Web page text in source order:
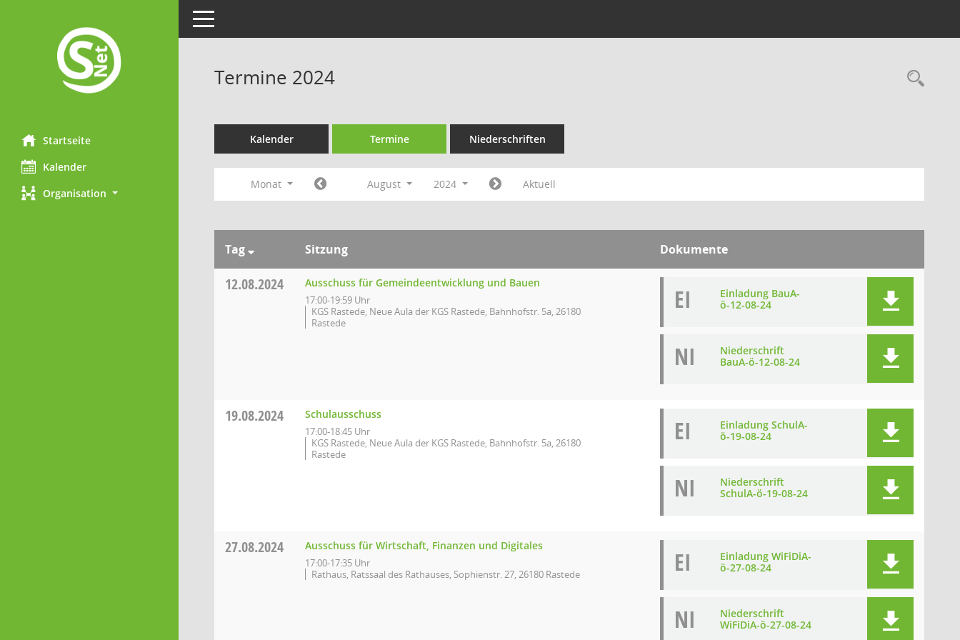
Startseite
Kalender
Organisation
Toggle navigation
Termine 2024
Kalender Termine Niederschriften
Monat August 2024 Aktuell
Tag Sitzung Dokumente
12.08.2024 Ausschuss für Gemeindeentwicklung und Bauen
17:00-19:59 Uhr
KGS Rastede, Neue Aula der KGS Rastede, Bahnhofstr. 5a, 26180
Rastede
EI
Einladung BauA-
ö-12-08-24
NI
Niederschrift
BauA-ö-12-08-24
19.08.2024 Schulausschuss
17:00-18:45 Uhr
KGS Rastede, Neue Aula der KGS Rastede, Bahnhofstr. 5a, 26180
Rastede
EI
Einladung SchulA-
ö-19-08-24
NI
Niederschrift
SchulA-ö-19-08-24
27.08.2024 Ausschuss für Wirtschaft, Finanzen und Digitales
17:00-17:35 Uhr
Rathaus, Ratssaal des Rathauses, Sophienstr. 27, 26180 Rastede
EI
Einladung WiFiDiA-
ö-27-08-24
NI
Niederschrift
WiFiDiA-ö-27-08-24